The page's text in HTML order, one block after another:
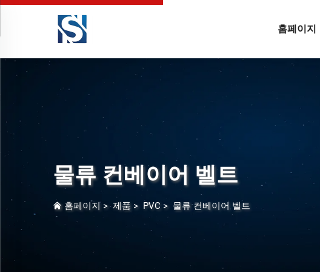
홈페이지
물류 컨베이어 벨트
홈페이지 >제품 > PVC > 물류 컨베이어 벨트